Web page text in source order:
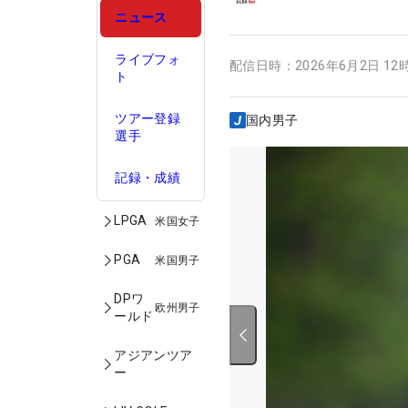
ニュース
ライブフォ
ト
ツアー登録
選手
記録・成績
LPGA 米国女子
PGA 米国男子
DPワ
ールド
欧州男子
アジアンツア
ー
配信日時： 2026年6月2日 12
国内男子